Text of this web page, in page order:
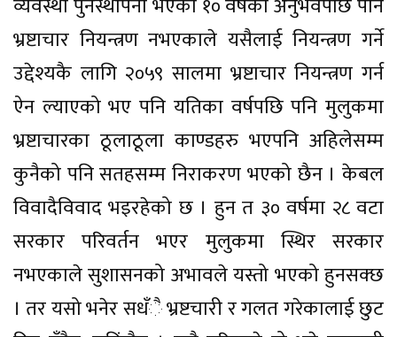
व्यवस्था पुर्नस्थापना भएको १० वर्षको अनुभवपछि पनि
भ्रष्टाचार नियन्त्रण नभएकाले यसैलाई नियन्त्रण गर्ने
उद्देश्यकै लागि २०५९ सालमा भ्रष्टाचार नियन्त्रण गर्न
ऐन ल्याएको भए पनि यतिका वर्षपछि पनि मुलुकमा
भ्रष्टाचारका ठूलाठूला काण्डहरु भएपनि अहिलेसम्म
कुनैको पनि सतहसम्म निराकरण भएको छैन । केबल
विवादैविवाद भइरहेको छ । हुन त ३० वर्षमा २८ वटा
सरकार परिवर्तन भएर मुलुकमा स्थिर सरकार
नभएकाले सुशासनको अभावले यस्तो भएको हुनसक्छ
। तर यसो भनेर सधँै भ्रष्टचारी र गलत गरेकालाई छुट